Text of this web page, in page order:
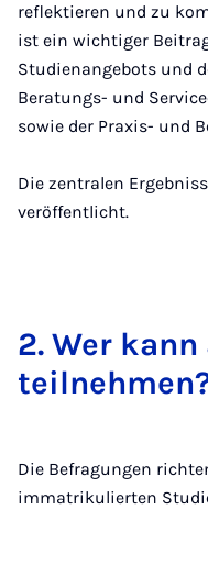
reflektieren und zu
ist ein wichtiger
Studienangebots und
Beratungs- und
sowie der Praxis- und
Die zentralen
veröffentlicht.
2. Wer
Die Befragungen
immatrikulierten